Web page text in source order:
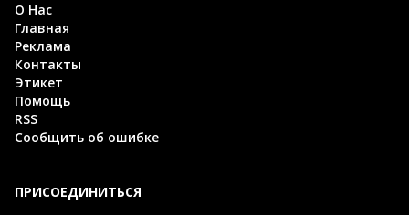
О Нас
Главная
Реклама
Контакты
Этикет
Помощь
RSS
Сообщить об ошибке
ПРИСОЕДИНИТЬСЯ